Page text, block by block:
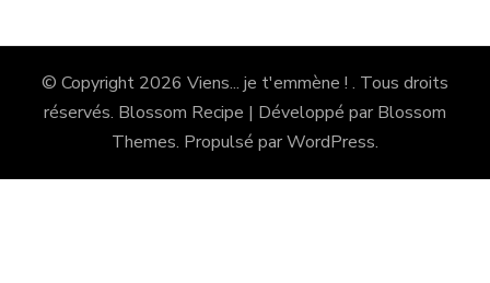
© Copyright 2026 Viens... je t'emmène ! . Tous droits
réservés. Blossom Recipe | Développé par Blossom
Themes. Propulsé parWordPress.